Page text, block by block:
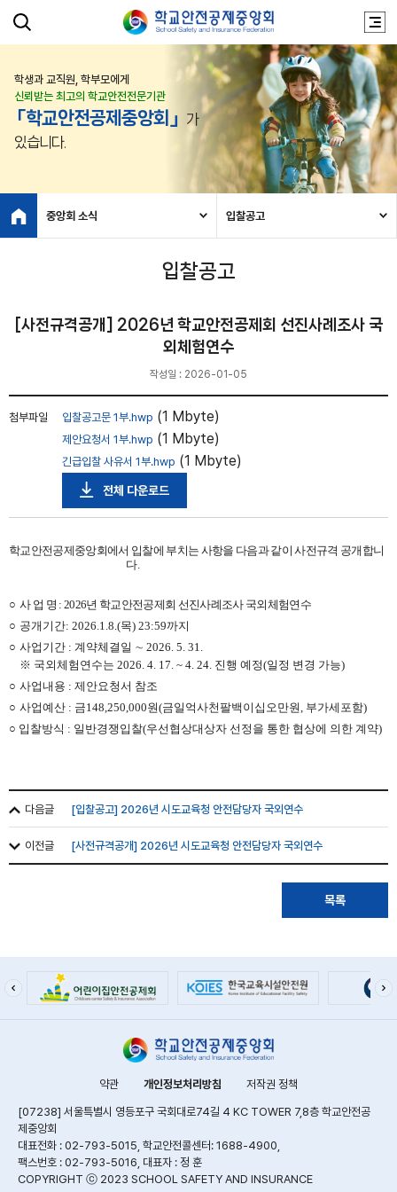
학생과 교직원, 학부모에게
신뢰받는 최고의 학교안전전문기관
「학교안전공제중앙회」
가
있습니다.
중앙회 소식 입찰공고
입찰공고
[사전규격공개] 2026년 학교안전공제회 선진사례조사 국
외체험연수
작성일 : 2026-01-05
첨부파일 입찰공고문 1부.hwp (1 Mbyte)
제안요청서 1부.hwp (1 Mbyte)
긴급입찰 사유서 1부.hwp (1 Mbyte)
전체 다운로드
학교안전공제중앙회에서 입찰에 부치는 사항을 다음과 같이 사전규격 공개합니
다.
○ 사 업 명 : 2026년 학교안전공제회 선진사례조사 국외체험연수
○공개기간: 2026.1.8.(목) 23:59까지
○ 사업기간 :계약체결일 ∼2026. 5. 31.
※ 국외체험연수는 2026. 4. 17. ~ 4. 24. 진행 예정(일정 변경 가능)
○ 사업내용 :제안요청서 참조
○ 사업예산 : 금148,250,000원(금일억사천팔백이십오만원, 부가세포함)
○ 입찰방식 : 일반경쟁입찰(우선협상대상자 선정을 통한 협상에 의한 계약)
다음글 [입찰공고] 2026년 시도교육청 안전담당자 국외연수
이전글 [사전규격공개] 2026년 시도교육청 안전담당자 국외연수
목록
약관 개인정보처리방침 저작권 정책
[07238] 서울특별시 영등포구 국회대로74길 4 KC TOWER 7,8층 학교안전공
제중앙회
대표전화 : 02-793-5015, 학교안전콜센터: 1688-4900,
팩스번호 : 02-793-5016, 대표자 : 정 훈
COPYRIGHT ⓒ 2023 SCHOOL SAFETY AND INSURANCE